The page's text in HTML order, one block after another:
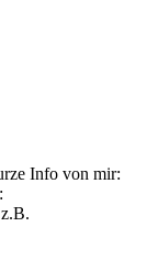
Info von mir: